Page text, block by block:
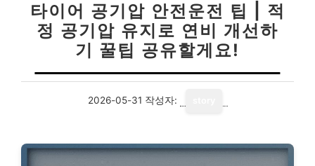
타이어 공기압 안전운전 팁 | 적
정 공기압 유지로 연비 개선하
기 꿀팁 공유할게요!
2026-05-31 작성자: